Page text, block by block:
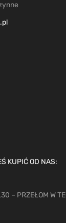
KUPIĆ OD NAS:
– PRZEŁOM W